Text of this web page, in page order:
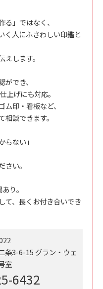
る」ではなく、
く人にふさわしい印鑑と
します。
でき、
上げにも対応。
印・看板など、
談できます。
らない」
い。
り。
て、長くお付き合いでき
条3-6-15 グラン・ウェ
室
6432